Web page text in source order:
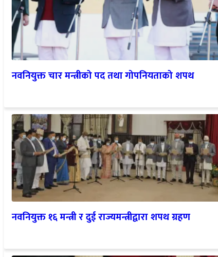
नवनियुक्त चार मन्त्रीको पद तथा गोपनियताको शपथ
नवनियुक्त १६ मन्त्री र दुई राज्यमन्त्रीद्वारा शपथ ग्रहण